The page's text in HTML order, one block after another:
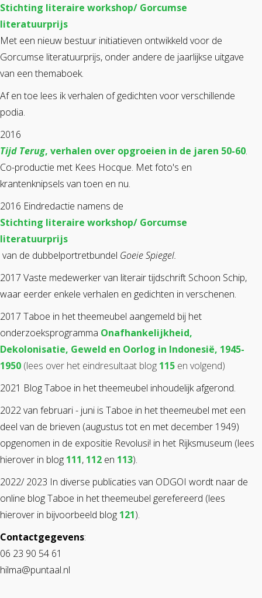
Stichting literaire workshop/ Gorcumse
literatuurprijs
Met een nieuw bestuur initiatieven ontwikkeld voor de
Gorcumse literatuurprijs, onder andere de jaarlijkse uitgave
van een themaboek.
Af en toe lees ik verhalen of gedichten voor verschillende
podia.
2016
Tijd Terug, verhalen over opgroeien in de jaren 50-60.
Co-productie met Kees Hocque. Met foto's en
krantenknipsels van toen en nu.
2016 Eindredactie namens de
Stichting literaire workshop/ Gorcumse
literatuurprijs
van de dubbelportretbundel Goeie Spiegel.
2017 Vaste medewerker van literair tijdschrift Schoon Schip,
waar eerder enkele verhalen en gedichten in verschenen.
2017 Taboe in het theemeubel aangemeld bij het
onderzoeksprogramma Onafhankelijkheid,
Dekolonisatie, Geweld en Oorlog in Indonesië, 1945-
1950 (lees over het eindresultaat blog 115 en volgend)
2021 Blog Taboe in het theemeubel inhoudelijk afgerond.
2022 van februari - juni is Taboe in het theemeubel met een
deel van de brieven (augustus tot en met december 1949)
opgenomen in de expositie Revolusi! in het Rijksmuseum (lees
hierover in blog 111, 112 en 113).
2022/ 2023 In diverse publicaties van ODGOI wordt naar de
online blog Taboe in het theemeubel gerefereerd (lees
hierover in bijvoorbeeld blog 121).
Contactgegevens:
06 23 90 54 61
hilma@puntaal.nl